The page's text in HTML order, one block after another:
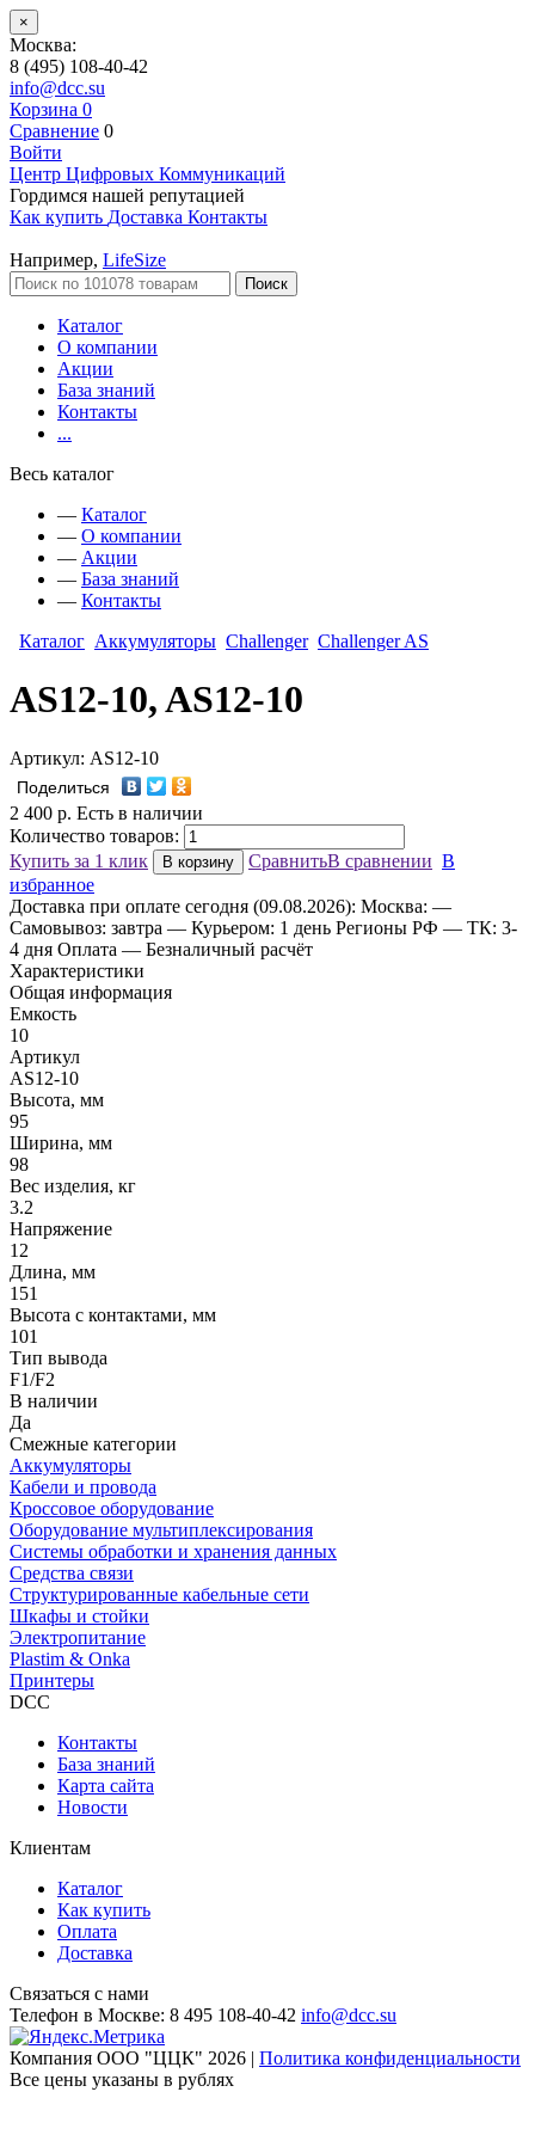
×
Москва:
8 (495) 108-40-42
info@dcc.su
Корзина 0
Сравнение 0
Войти
Центр Цифровых Коммуникаций
Гордимся нашей репутацией
Как купить Доставка Контакты
Например, LifeSize
Поиск
Каталог
О компании
Акции
База знаний
Контакты
...
Весь каталог
— Каталог
— О компании
— Акции
— База знаний
— Контакты
Каталог Аккумуляторы Challenger Challenger AS
AS12-10, AS12-10
Артикул: AS12-10
Поделиться
2 400 р. Есть в наличии
Количество товаров:
Купить за 1 клик
В корзину СравнитьВ сравнении В
избранное
Доставка при оплате сегодня (09.08.2026): Москва: —
Самовывоз: завтра — Курьером: 1 день Регионы РФ — ТК: 3-
4 дня Оплата — Безналичный расчёт
Характеристики
Общая информация
Емкость
10
Артикул
AS12-10
Высота, мм
95
Ширина, мм
98
Вес изделия, кг
3.2
Напряжение
12
Длина, мм
151
Высота с контактами, мм
101
Тип вывода
F1/F2
В наличии
Да
Смежные категории
Аккумуляторы
Кабели и провода
Кроссовое оборудование
Оборудование мультиплексирования
Системы обработки и хранения данных
Средства связи
Структурированные кабельные сети
Шкафы и стойки
Электропитание
Plastim & Onka
Принтеры
DCC
Контакты
База знаний
Карта сайта
Новости
Клиентам
Каталог
Как купить
Оплата
Доставка
Связаться с нами
Телефон в Москве: 8 495 108-40-42 info@dcc.su
Компания ООО "ЦЦК" 2026 | Политика конфиденциальности
Все цены указаны в рублях